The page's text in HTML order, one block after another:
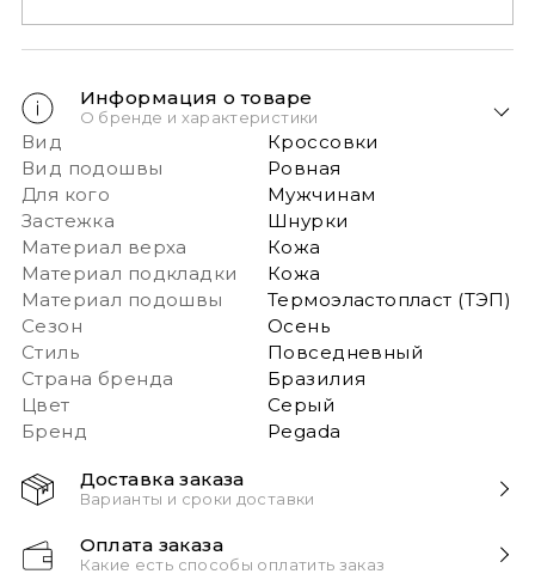
Информация о товаре
О бренде и характеристики
Вид
Кроссовки
Вид подошвы
Ровная
Для кого
Мужчинам
Застежка
Шнурки
Материал верха
Кожа
Материал подкладки
Кожа
Материал подошвы
Термоэластопласт (ТЭП)
Сезон
Осень
Стиль
Повседневный
Страна бренда
Бразилия
Цвет
Серый
Бренд
Pegada
Доставка заказа
Варианты и сроки доставки
заказа!Оплата заказа
Какие есть способы оплатить заказ